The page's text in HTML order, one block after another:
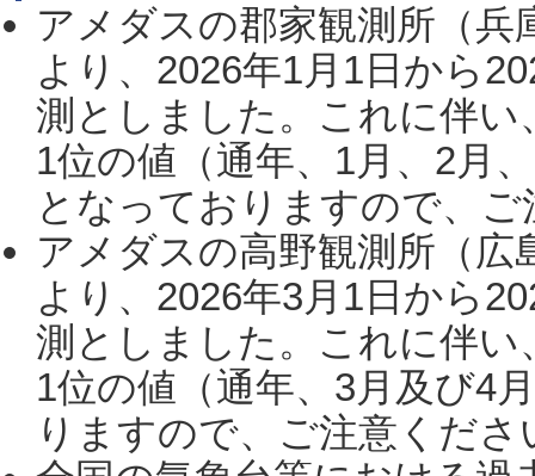
アメダスの郡家観測所（
より、2026年1月1日から
測としました。これに伴い
1位の値（通年、1月、2月
となっておりますので、
アメダスの高野観測所（
より、2026年3月1日から
測としました。これに伴い
1位の値（通年、3月及び4
りますので、ご注意くだ